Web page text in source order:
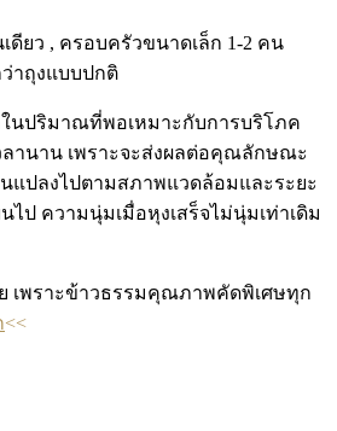
ดียว , ครอบครัวขนาดเล็ก 1-2 คน
าถุงแบบปกติ
นปริมาณที่พอเหมาะกับการบริโภค
ลานาน เพราะจะส่งผลต่อคุณลักษณะ
แปลงไปตามสภาพแวดล้อมและระยะ
ไป ความนุ่มเมื่อหุงเสร็จไม่นุ่มเท่าเดิม
เพราะข้าวธรรมคุณภาพคัดพิเศษทุก
<<